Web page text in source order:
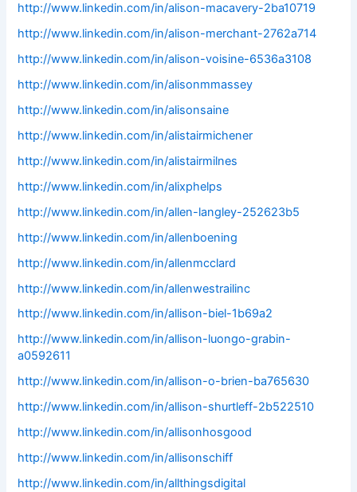
http://www.linkedin.com/in/alison-macavery-2ba10719
http://www.linkedin.com/in/alison-merchant-2762a714
http://www.linkedin.com/in/alison-voisine-6536a3108
http://www.linkedin.com/in/alisonmmassey
http://www.linkedin.com/in/alisonsaine
http://www.linkedin.com/in/alistairmichener
http://www.linkedin.com/in/alistairmilnes
http://www.linkedin.com/in/alixphelps
http://www.linkedin.com/in/allen-langley-252623b5
http://www.linkedin.com/in/allenboening
http://www.linkedin.com/in/allenmcclard
http://www.linkedin.com/in/allenwestrailinc
http://www.linkedin.com/in/allison-biel-1b69a2
http://www.linkedin.com/in/allison-luongo-grabin-
a0592611
http://www.linkedin.com/in/allison-o-brien-ba765630
http://www.linkedin.com/in/allison-shurtleff-2b522510
http://www.linkedin.com/in/allisonhosgood
http://www.linkedin.com/in/allisonschiff
http://www.linkedin.com/in/allthingsdigital